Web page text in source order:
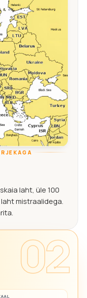
laht, üle 100
mistraalidega.
02